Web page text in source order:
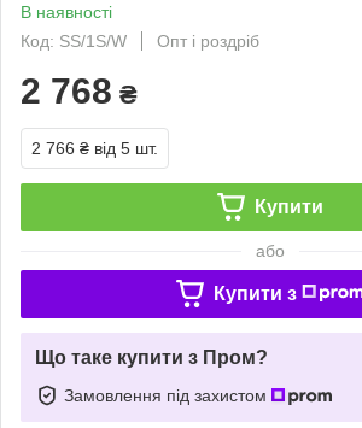
В наявності
Код: SS/1S/W
Опт і роздріб
2 768 ₴
2 766 ₴ від 5 шт.
Купити
або
Купити з
Що таке купити з Пром?
Замовлення під захистом